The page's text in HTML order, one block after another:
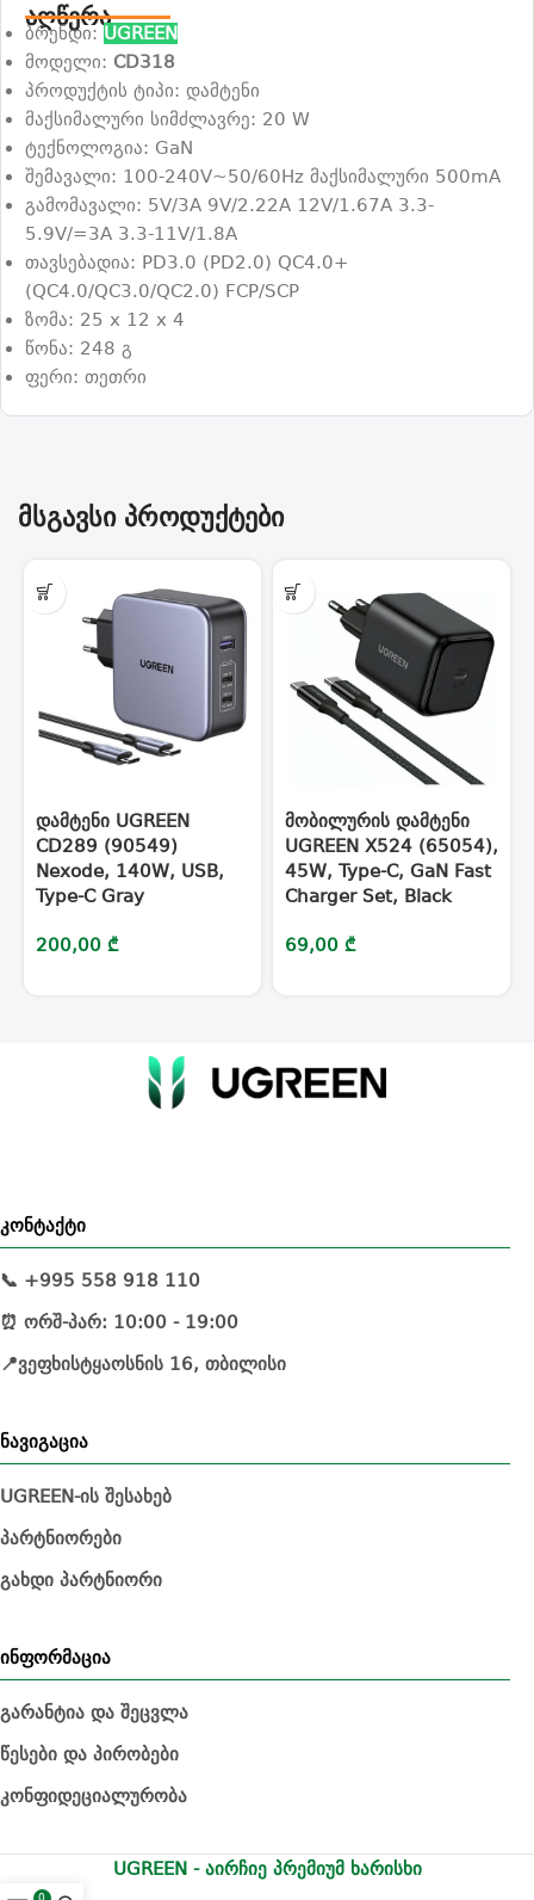
აღწერა
ბრენდი: UGREEN
მოდელი: CD318
პროდუქტის ტიპი: დამტენი
მაქსიმალური სიმძლავრე: 20 W
ტექნოლოგია: GaN
შემავალი: 100-240V~50/60Hz მაქსიმალური 500mA
გამომავალი: 5V/3A 9V/2.22A 12V/1.67A 3.3-
5.9V/=3A 3.3-11V/1.8A
თავსებადია: PD3.0 (PD2.0) QC4.0+
(QC4.0/QC3.0/QC2.0) FCP/SCP
ზომა: 25 x 12 x 4
წონა: 248 გ
ფერი: თეთრი
მსგავსი პროდუქტები
დამტენი UGREEN
CD289 (90549)
Nexode, 140W, USB,
Type-C Gray
200,00 ₾
მობილურის დამტენი
UGREEN X524 (65054),
45W, Type-C, GaN Fast
Charger Set, Black
69,00 ₾
კონტაქტი
📞 +995 558 918 110
⏰ ორშ-პარ: 10:00 - 19:00
📍ვეფხისტყაოსნის 16, თბილისი
ნავიგაცია
UGREEN-ის შესახებ
პარტნიორები
გახდი პარტნიორი
ინფორმაცია
გარანტია და შეცვლა
წესები და პირობები
კონფიდეციალურობა
UGREEN - აირჩიე პრემიუმ ხარისხი
0